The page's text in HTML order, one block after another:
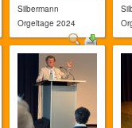
Silbermann
Orgeltage 2024